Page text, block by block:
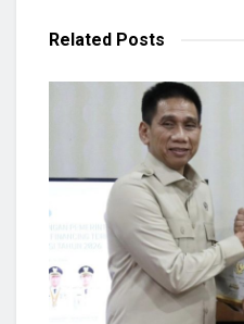
Related Posts